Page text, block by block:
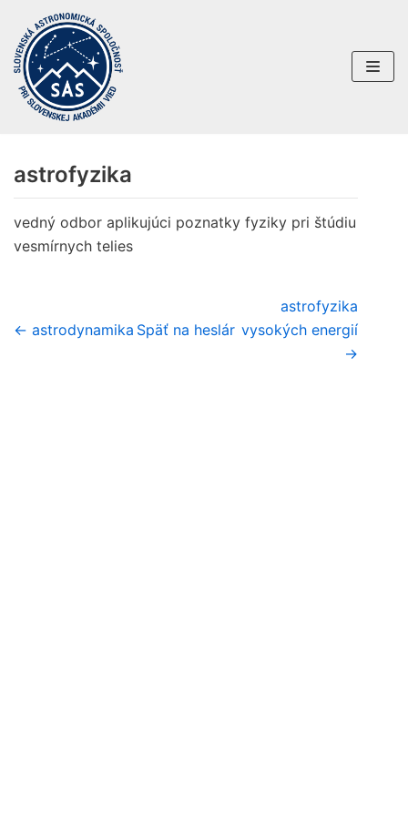
Preskočiť
na
obsah
astrofyzika
vedný odbor aplikujúci poznatky fyziky pri štúdiu
vesmírnych telies
← astrodynamika Späť na heslár
astrofyzika
vysokých energií
→